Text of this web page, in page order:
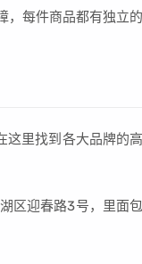
，每件商品都有独立的
这里找到各大品牌的高
区迎春路3号，里面包